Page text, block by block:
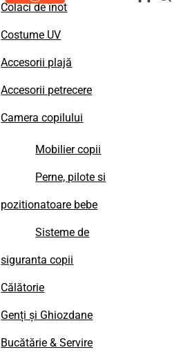
Colaci de înot
Costume UV
Accesorii plajă
Accesorii petrecere
Camera copilului
Mobilier copii
Perne, pilote si
pozitionatoare bebe
Sisteme de
siguranta copii
Călătorie
Genți și Ghiozdane
Bucătărie & Servire